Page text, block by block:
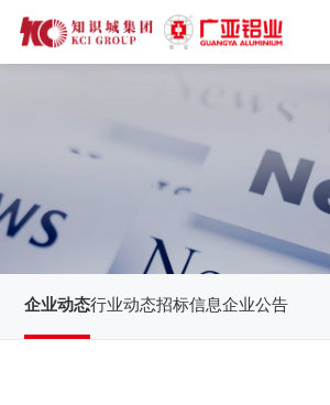
企业动态行业动态招标信息企业公告